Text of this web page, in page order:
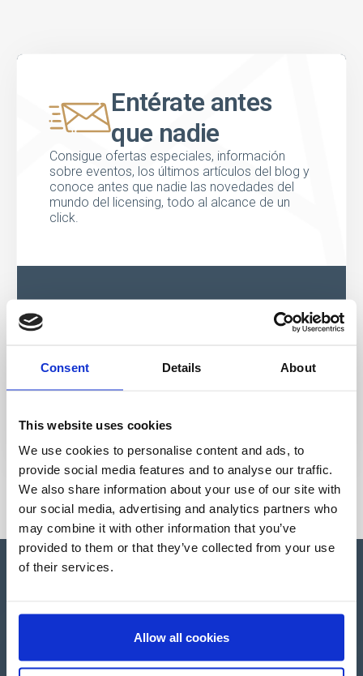
Consent Details About
This website uses cookies
We use cookies to personalise content and ads, to
provide social media features and to analyse our traffic.
We also share information about your use of our site with
our social media, advertising and analytics partners who
may combine it with other information that you’ve
provided to them or that they’ve collected from your use
of their services.
Allow all cookies
Entérate antes
que nadie
Consigue ofertas especiales, información
sobre eventos, los últimos artículos del blog y
conoce antes que nadie las novedades del
mundo del licensing, todo al alcance de un
click.
Apartado de Correos nº 45
Artesans 1 - 46850 L'Olleria